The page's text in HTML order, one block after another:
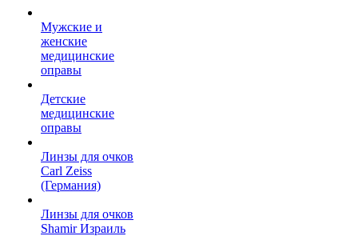
Мужские и
женские
медицинские
оправы
Детские
медицинские
оправы
Линзы для очков
Carl Zeiss
(Германия)
Линзы для очков
Shamir Израиль